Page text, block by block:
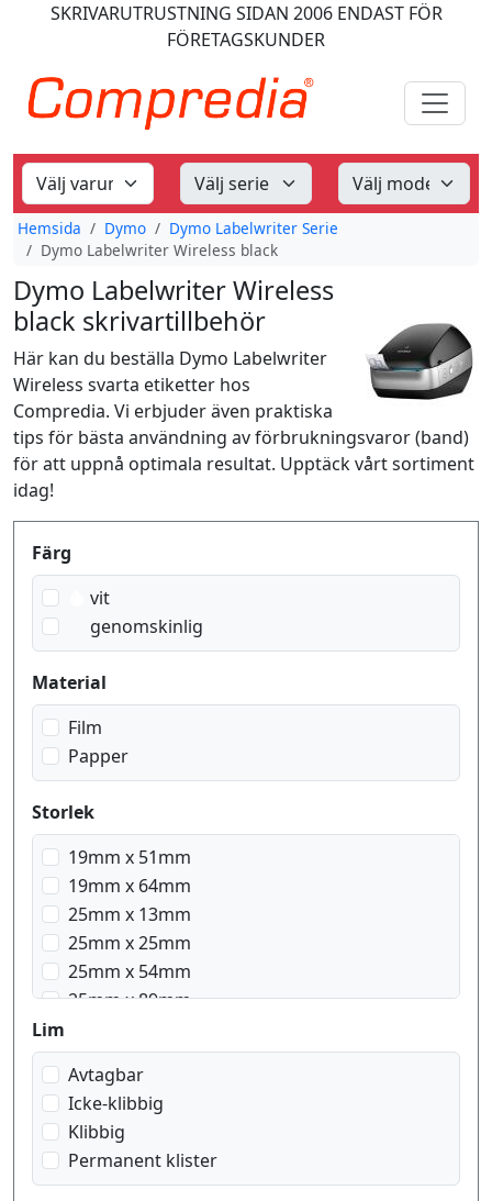
SKRIVARUTRUSTNING SIDAN 2006ENDAST FÖR
FÖRETAGSKUNDER
Hemsida Dymo
Dymo Labelwriter Serie
Dymo Labelwriter Wireless black
Dymo Labelwriter Wireless
black skrivartillbehör
Här kan du beställa Dymo Labelwriter
Wireless svarta etiketter hos
Compredia. Vi erbjuder även praktiska
tips för bästa användning av förbrukningsvaror (band)
för att uppnå optimala resultat. Upptäck vårt sortiment
idag!
Produktfilter
Färg
vit
genomskinlig
Material
Film
Papper
Storlek
19mm x 51mm
19mm x 64mm
25mm x 13mm
25mm x 25mm
25mm x 54mm
25mm x 89mm
32mm x 57mm
36mm x 89mm
50mm x 12mm
51mm x 89mm
54mm x 25mm
Lim
Avtagbar
Icke-klibbig
Klibbig
Permanent klister